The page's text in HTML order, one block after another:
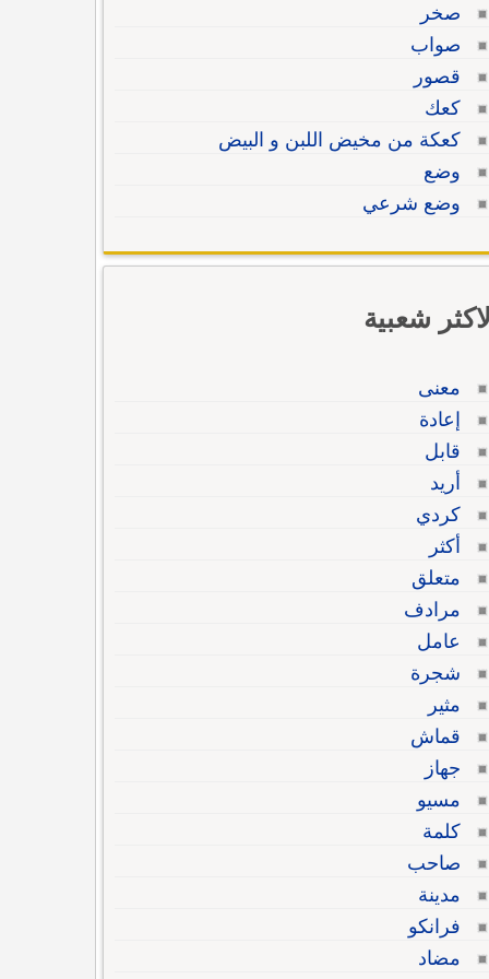
صخر
صواب
قصور
كعك
كعكة من مخيض اللبن و البيض
وضع
وضع شرعي
الاكثر شعبية
معنى
إعادة
قابل
أريد
كردي
أكثر
متعلق
مرادف
عامل
شجرة
مثير
قماش
جهاز
مسيو
كلمة
صاحب
مدينة
فرانكو
مضاد